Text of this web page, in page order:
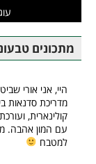
מתכונים
היי, אני אורי
מדריכת סדנאות
קולינארית,
עם המון אהבה.
למטבח